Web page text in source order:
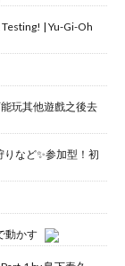
| Yu-Gi-Oh
玩其他遊戲之後去
りなど✨参加型！初
動かす